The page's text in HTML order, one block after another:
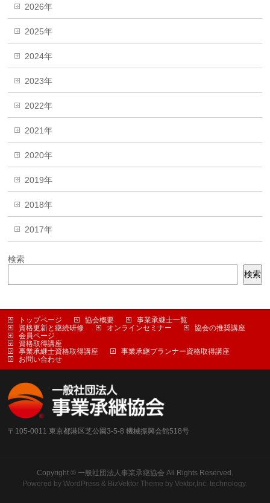
2026年
2025年
2024年
2023年
2022年
2021年
2020年
2019年
2018年
2017年
検索
検索
トップページ 協会概要
事業承継士一覧
資格更新と継続研修
オンラインセミナー
協会の推奨講座
会員ページ
資格取得講座
事業承継士資格取得講座
事業承継プランナー資格取得講座
お問い合わせ
〒105-0011 東京都港区芝公園3-5-8 機械振興会館518号
Copyright © 一般社団法人事業承継協会 All Rights Reserved.
Powered byWordPress & BizVektor Theme byVektor,Inc. technology.